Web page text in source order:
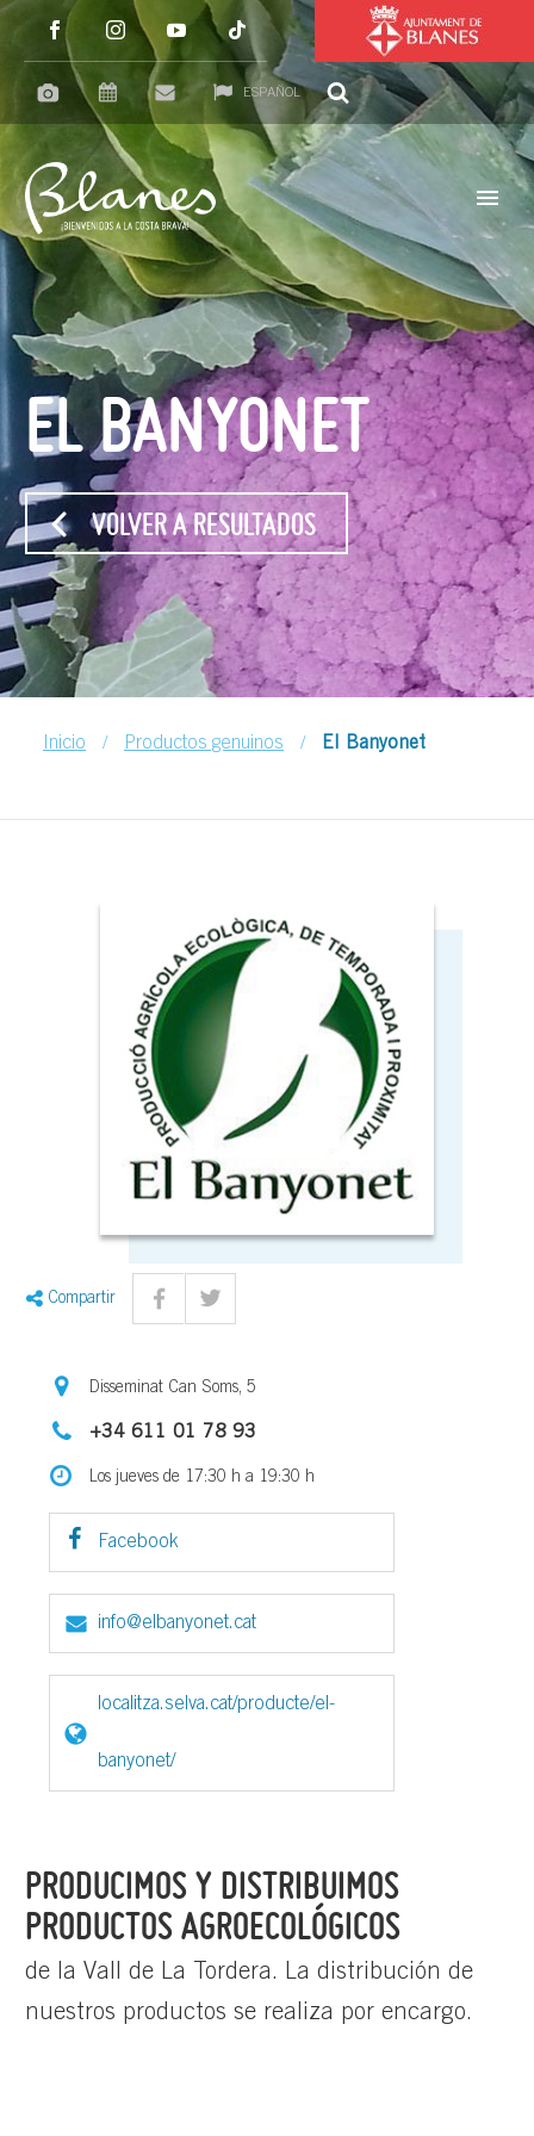
ESPAÑOL
EL BANYONET
VOLVER A RESULTADOS
Inicio / Productos genuinos / El Banyonet
Compartir
PRODUCIMOS Y DISTRIBUIMOS
PRODUCTOS AGROECOLÓGICOS
de la Vall de La Tordera. La distribución de
nuestros productos se realiza por encargo.
Disseminat Can Soms, 5
+34 611 01 78 93
Los jueves de 17:30 h a 19:30 h
Facebook
info@elbanyonet.cat
localitza.selva.cat/producte/el-
banyonet/